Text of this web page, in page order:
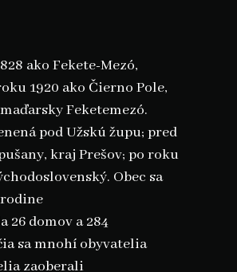
ako Fekete-Mezó,
1920 ako Čierno Pole,
Feketemezó.
pod Užskú župu; pred
kraj Prešov; po roku
Obec sa
26 domov a 284
sa mnohí obyvatelia
zaoberali